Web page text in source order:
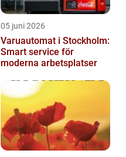
05 juni 2026
Varuautomat i Stockholm:
Smart service för
moderna arbetsplatser